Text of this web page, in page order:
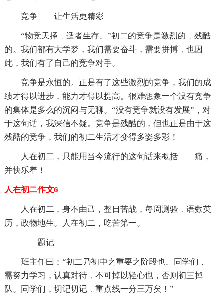
竞争——让生活更精彩
“物竞天择，适者生存。”初二的竞争是激烈的，残酷
的。我们都有大学梦，我们需要奋斗，需要拼搏，也因
此，我们有了自己的竞争对手。
竞争是永恒的。正是有了这些激烈的竞争，我们的成
绩才得以进步，能力才得以提高。很难想象一个没有竞争
的集体是多么的沉闷与无聊。“没有竞争就没有发展”，对
于这句话，我深信不疑。竞争是残酷的，但也正是由于这
残酷的竞争，我们的初二生活才变得多姿多彩！
人在初二，只能用当今流行的这句话来概括——痛，
并快乐着！
人在初二作文6
人在初二，身不由己，整日苦战，每周测验，语数英
历，政物地生。人在初二，吃苦第一。
——题记
班主任曰：“初二乃初中之重要之阶段也。同学们，
需努力学习，认真对待，不可掉以轻心也，否则初三掉
队。同学们，切记切记，重点线一分三万矣！”